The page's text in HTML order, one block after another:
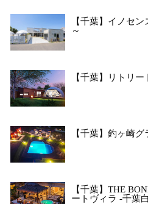
【千葉】イノセ
～
【千葉】リトリ
【千葉】釣ヶ崎
【千葉】THE
ートヴィラ -千葉